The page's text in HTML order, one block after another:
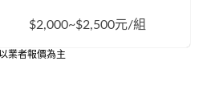
$2,000~$2,500元/組
業者報價為主